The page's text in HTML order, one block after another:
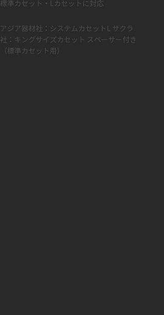
標準カセット・Lカセットに対応
アジア器材社：システムカセットL サクラ
社：キングサイズカセット スペーサー付き
（標準カセット用）